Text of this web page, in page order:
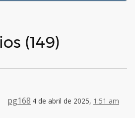
(149)
pg168 4 de abril de 2025, 1:51 am